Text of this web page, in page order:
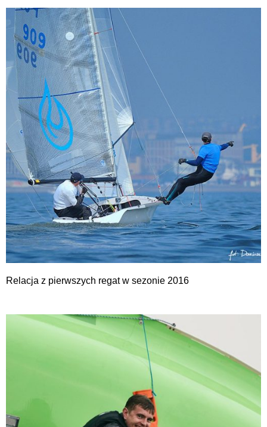
Relacja z pierwszych regat w sezonie 2016